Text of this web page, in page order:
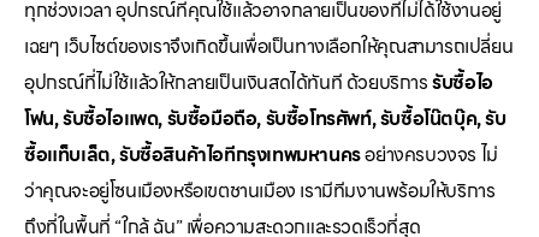
ทุกช่วงเวลา อุปกรณ์ที่คุณใช้แล้วอาจกลายเป็นของที่ไม่ได้ใช้งานอยู่
เฉยๆ เว็บไซต์ของเราจึงเกิดขึ้นเพื่อเป็นทางเลือกให้คุณสามารถเปลี่ยน
อุปกรณ์ที่ไม่ใช้แล้วให้กลายเป็นเงินสดได้ทันที ด้วยบริการรับซื้อไอ
โฟน, รับซื้อไอแพด, รับซื้อมือถือ, รับซื้อโทรศัพท์, รับซื้อโน๊ตบุ๊ค, รับ
ซื้อแท็บเล็ต, รับซื้อสินค้าไอทีกรุงเทพมหานครอย่างครบวงจร ไม่
ว่าคุณจะอยู่โซนเมืองหรือเขตชานเมือง เรามีทีมงานพร้อมให้บริการ
ถึงที่ในพื้นที่ “ใกล้ ฉัน” เพื่อความสะดวกและรวดเร็วที่สุด